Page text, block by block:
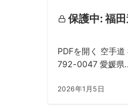
保護中: 福
PDFを開く 空手
792-0047 愛媛県
2026年1月5日